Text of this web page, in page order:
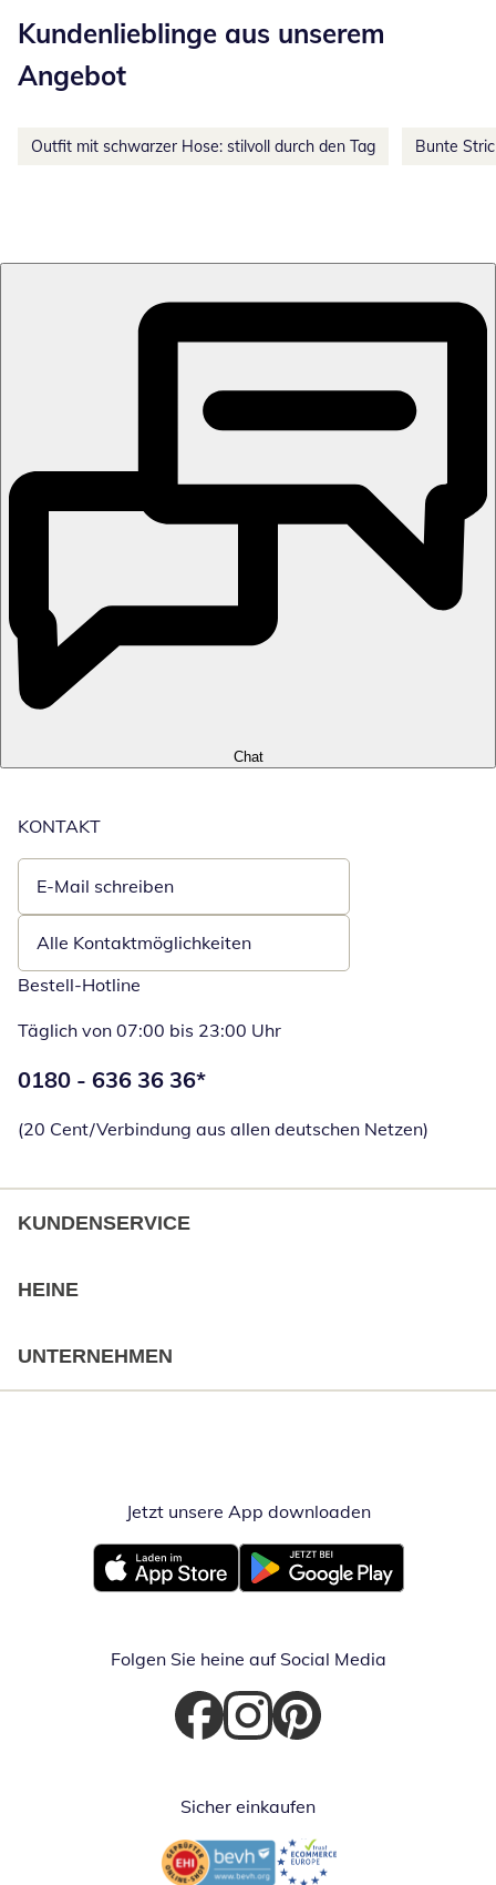
Kundenlieblinge aus unserem
Angebot
Outfit mit schwarzer Hose: stilvoll durch den Tag Bunte
Chat
KONTAKT
E-Mail schreiben
Öffnet E-Mail-Client
Alle Kontaktmöglichkeiten
Bestell-Hotline
Täglich von 07:00 bis 23:00 Uhr
Telefonnummer:
0180 - 636 36 36*
(20 Cent/Verbindung aus allen deutschen Netzen)
KUNDENSERVICE
HEINE
UNTERNEHMEN
Jetzt unsere App downloadenÖffnet in
Öffnet in neuem FensterÖffnet in neuem Fenster
Folgen Sie heine auf Social Media
Öffnet in neuem Fenster
Öffnet in neuem Fenster
Öffnet in neuem Fenster
Sicher einkaufen